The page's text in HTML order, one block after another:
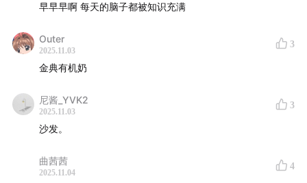
早早早啊 每天的脑子都被知识充满
Outer
2025.11.03
3
金典有机奶
尼酱_YVK2
2025.11.03
3
沙发。
曲茜茜
2025.11.04
4